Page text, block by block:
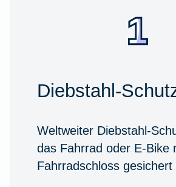
Diebstahl-
Weltweiter Diebstahl-
das Fahrrad oder E-Bike
Fahrradschloss gesichert